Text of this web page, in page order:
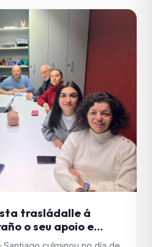
trasládalle á
o seu apoio e
do Goberno a